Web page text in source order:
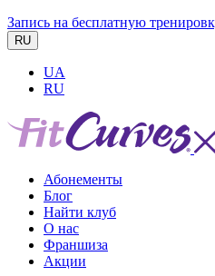
Запись на бесплатную
RU
UA
RU
Абонементы
Блог
Найти клуб
О нас
Франшиза
Акции